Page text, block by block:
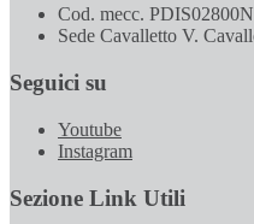
Cod. mecc. PDIS02800N
Sede Cavalletto V.
Seguici su
Youtube
Instagram
Sezione Link Utili